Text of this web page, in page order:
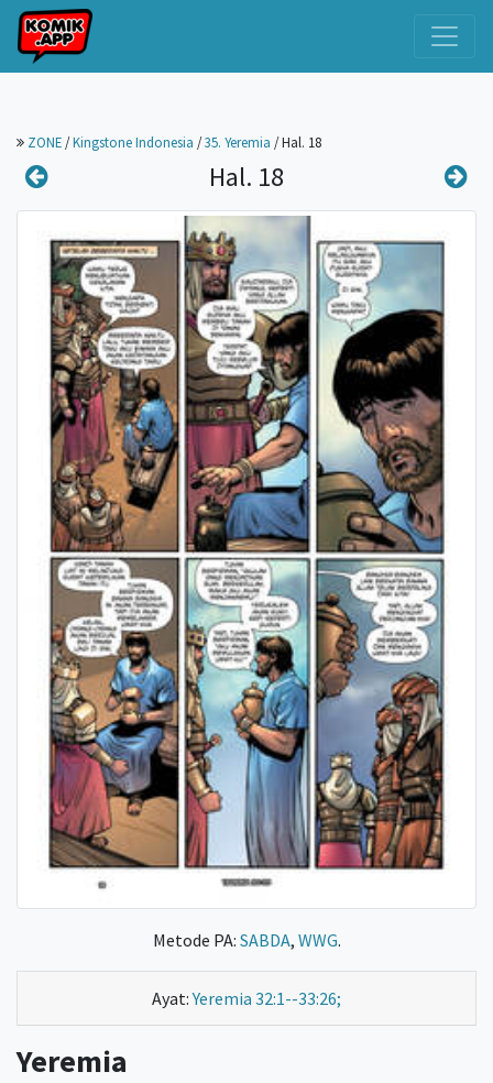
ZONE /Kingstone Indonesia /35. Yeremia /Hal. 18
Hal. 18
Metode PA: SABDA, WWG.
Ayat: Yeremia 32:1--33:26;
Yeremia